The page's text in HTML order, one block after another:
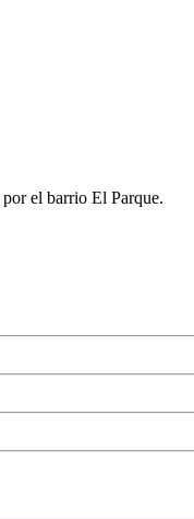
el barrio El Parque.